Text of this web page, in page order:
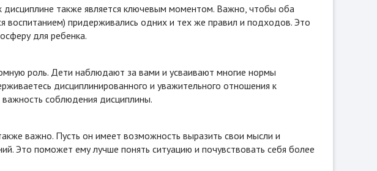
также является ключевым моментом. Важно, чтобы оба
воспитанием) придерживались одних и тех же правил и подходов. Это
для ребенка.
роль. Дети наблюдают за вами и усваивают многие нормы
дисциплинированного и уважительного отношения к
соблюдения дисциплины.
важно. Пусть он имеет возможность выразить свои мысли и
Это поможет ему лучше понять ситуацию и почувствовать себя более